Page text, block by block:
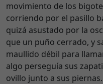
movimiento de los
corriendo por el pasillo
quizá asustado por la
que un puño cerrado, y
maullido débil para
algo perseguía sus
ovillo junto a sus